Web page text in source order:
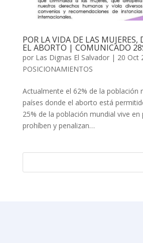
POR LA VIDA DE LAS MUJERES,
EL ABORTO | COMUNICADO
por Las Dignas El Salvador| 20 Oct
POSICIONAMIENTOS
Actualmente el 62% de la población
países donde el aborto está
25% de la población mundial vive en
prohíben y penalizan…